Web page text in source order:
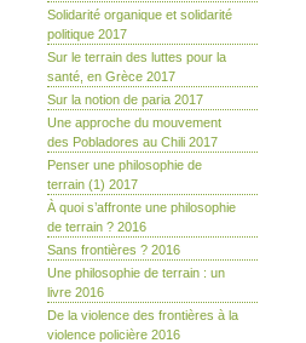
Solidarité organique et solidarité
politique 2017
Sur le terrain des luttes pour la
santé, en Grèce 2017
Sur la notion de paria 2017
Une approche du mouvement
des Pobladores au Chili 2017
Penser une philosophie de
terrain (1) 2017
À quoi s’affronte une philosophie
de terrain ? 2016
Sans frontières ? 2016
Une philosophie de terrain : un
livre 2016
De la violence des frontières à la
violence policière 2016